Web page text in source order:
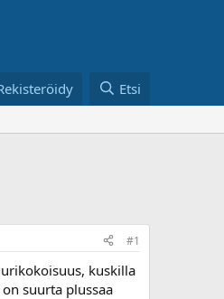
Etsi
#1
kuskilla
suurta plussaa